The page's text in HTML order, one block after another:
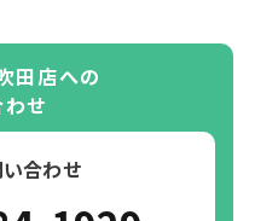
田店への
せ
合わせ